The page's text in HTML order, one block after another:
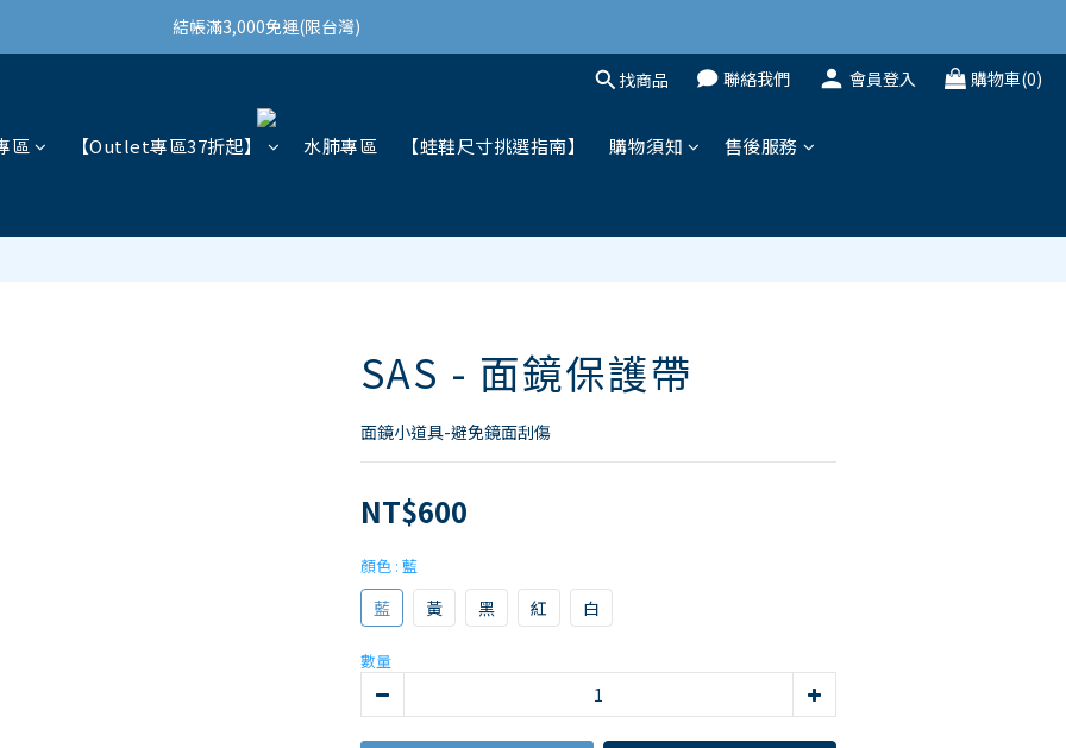
結帳滿3,000免運(限台灣)
結帳滿3,000免運(限台灣)
結帳滿3,000免運(限台灣)
找商品 聯絡我們 會員登入 購物車(0)
區 【Outlet專區37折起】 水肺專區 【蛙鞋尺寸挑選指南】 購物須知 售後服務
SAS - 面鏡保護帶
面鏡小道具-避免鏡面刮傷
NT$600
顏色 : 藍
藍 黃 黑 紅 白
數量
立即購買